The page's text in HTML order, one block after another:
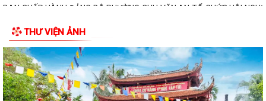
BAN CHẤP HÀNH ĐẢNG BỘ PHƯỜNG CHU VĂN AN TỔ CHỨC HỘI NGHỊ
BAN THƯỜNG VỤ ĐẢNG ỦY PHƯỜNG CHU VĂN AN TỔ CHỨC HỘI NGHỊ
LẦN THỨ 29
QUYẾT ĐỊNH Về việc công khai dự toán thu - chi ngân sách phường
Chu Văn An 6 tháng đầu năm 2026
THƯ VIỆN ẢNH